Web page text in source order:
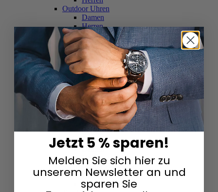
Outdoor Uhren
Damen
Herren
Schweizer Uhren
Damen
Herren
Skelettuhren
Damen
Herren
Smartwatches
Damen
Herren
Solaruhren
Herren
Damen
Sportuhren
Damen
Herren
Swarovski & Edelsteine
Damen
Herren
Jetzt 5 % sparen!
Melden Sie sich hier zu
unserem Newsletter an und
sparen Sie